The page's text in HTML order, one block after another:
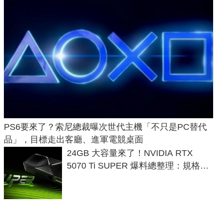
PS6要來了？索尼總裁曝次世代主機「不只是PC替代
品」，目標走出客廳、進軍電競桌面
24GB 大容量來了！NVIDIA RTX
5070 Ti SUPER 爆料總整理：規格、